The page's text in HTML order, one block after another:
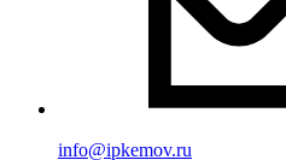
info@ipkemov.ru